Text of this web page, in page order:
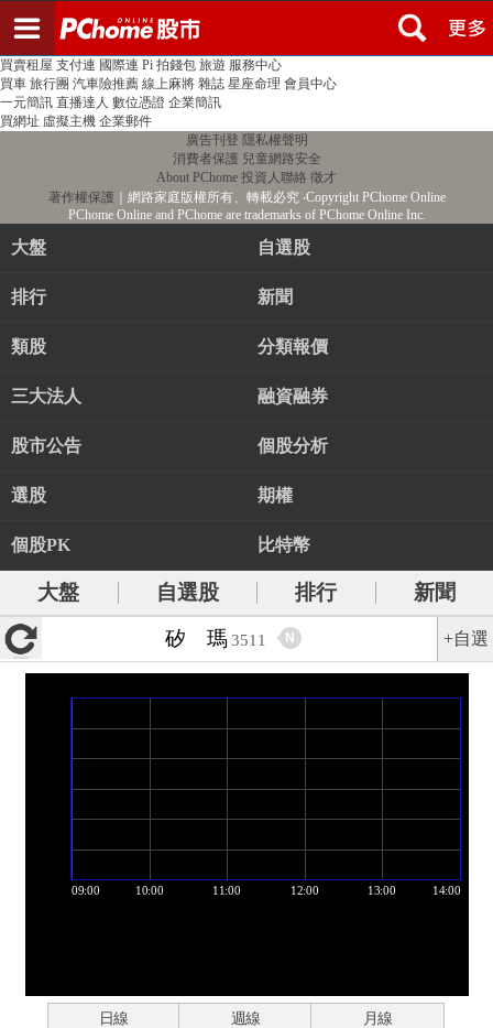
PChome首頁 線上購物 24h購物 書店
買賣租屋 支付連 國際連 Pi 拍錢包 旅遊 服務中心
買車 旅行團 汽車險推薦 線上麻將 雜誌 星座命理 會員中心
一元簡訊 直播達人 數位憑證 企業簡訊
買網址 虛擬主機 企業郵件
廣告刊登 隱私權聲明
消費者保護 兒童網路安全
About PChome 投資人聯絡 徵才
著作權保護 ｜網路家庭版權所有、轉載必究‧Copyright PChome Online
PChome Online and PChome are trademarks of PChome Online Inc.
大盤 自選股
排行 新聞
類股 分類報價
三大法人 融資融券
股市公告 個股分析
選股 期權
個股PK 比特幣
大盤 自選股 排行
新聞
矽 瑪 3511 N +自選
日線 週線 月線